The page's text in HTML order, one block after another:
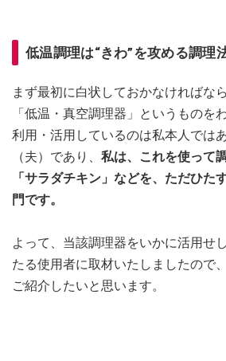
低温調理は“きわ”を攻める調理
まず最初に白状しておかなければな
「低温・真空調理器」というものを
利用・活用しているのは私本人では
（夫）であり、 私は、これを使って
「サラダチキン」などを、ただひた
門です。
よって、当該調理器をいかに活用せ
たる使用者に取材いたしましたので
ご紹介したいと思います。